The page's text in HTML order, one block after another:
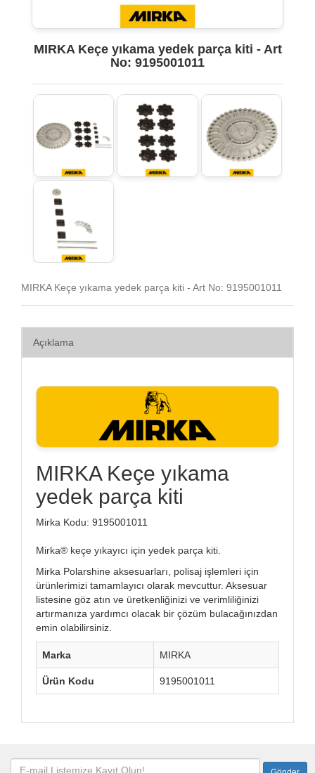
MIRKA Keçe yıkama yedek parça kiti - Art
No: 9195001011
MIRKA Keçe yıkama yedek parça kiti - Art No: 9195001011
Açıklama
MIRKA Keçe yıkama
yedek parça kiti
Mirka Kodu: 9195001011
Mirka® keçe yıkayıcı için yedek parça kiti.
Mirka Polarshine aksesuarları, polisaj işlemleri için
ürünlerimizi tamamlayıcı olarak mevcuttur. Aksesuar
listesine göz atın ve üretkenliğinizi ve verimliliğinizi
artırmanıza yardımcı olacak bir çözüm bulacağınızdan
emin olabilirsiniz.
Marka MIRKA
Ürün Kodu 9195001011